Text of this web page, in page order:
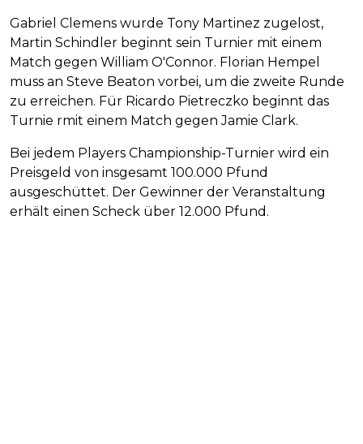
Gabriel Clemens wurde Tony Martinez zugelost,
Martin Schindler beginnt sein Turnier mit einem
Match gegen William O'Connor. Florian Hempel
muss an Steve Beaton vorbei, um die zweite Runde
zu erreichen. Für Ricardo Pietreczko beginnt das
Turnie rmit einem Match gegen Jamie Clark.
Bei jedem Players Championship-Turnier wird ein
Preisgeld von insgesamt 100.000 Pfund
ausgeschüttet. Der Gewinner der Veranstaltung
erhält einen Scheck über 12.000 Pfund.